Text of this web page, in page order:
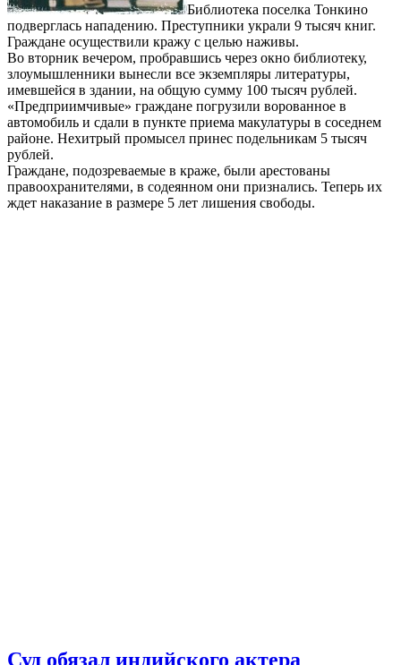
Библиотека поселка Тонкино
подверглась нападению. Преступники украли 9 тысяч книг.
Граждане осуществили кражу с целью наживы.
Во вторник вечером, пробравшись через окно библиотеку,
злоумышленники вынесли все экземпляры литературы,
имевшейся в здании, на общую сумму 100 тысяч рублей.
«Предприимчивые» граждане погрузили ворованное в
автомобиль и сдали в пункте приема макулатуры в соседнем
районе. Нехитрый промысел принес подельникам 5 тысяч
рублей.
Граждане, подозреваемые в краже, были арестованы
правоохранителями, в содеянном они признались. Теперь их
ждет наказание в размере 5 лет лишения свободы.
Суд обязал индийского актера